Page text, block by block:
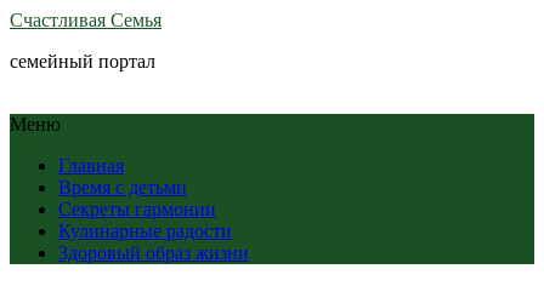
Счастливая Семья
семейный портал
Меню
Главная
Время с детьми
Секреты гармонии
Кулинарные радости
Здоровый образ жизни